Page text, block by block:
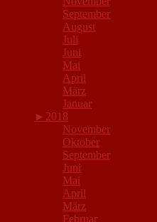
September
August
Juli
Juni
Mai
April
März
Januar
► 2018
November
Oktober
September
Juni
Mai
April
März
Februar